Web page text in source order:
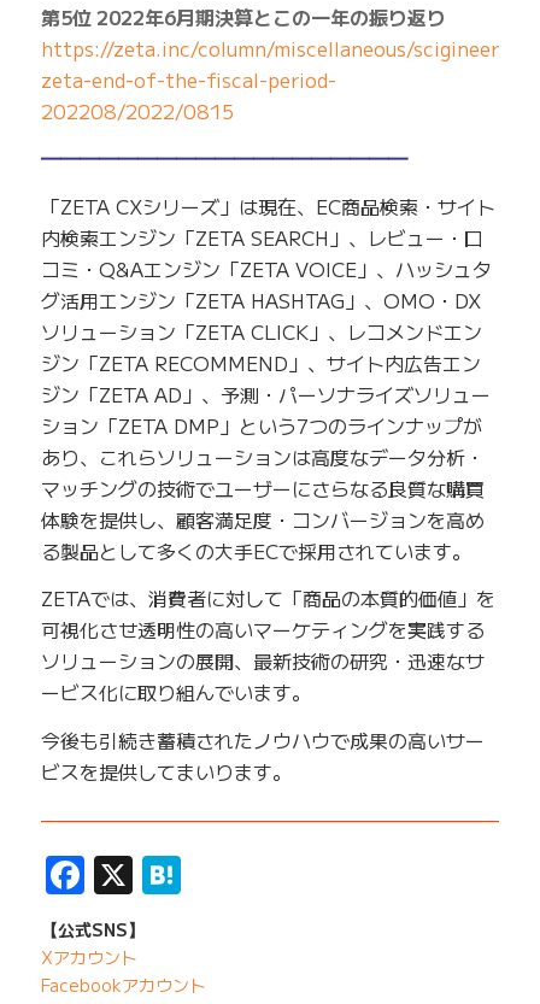
第5位 2022年6月期決算とこの一年の振り返り
https://zeta.inc/column/miscellaneous/scigineer-
zeta-end-of-the-fiscal-period-
202208/2022/0815
━━━━━━━━━━━━━━━━━━━
「ZETA CXシリーズ」は現在、EC商品検索・サイト
内検索エンジン「ZETA SEARCH」、レビュー・口
コミ・Q&Aエンジン「ZETA VOICE」、ハッシュタ
グ活用エンジン「ZETA HASHTAG」、OMO・DX
ソリューション「ZETA CLICK」、レコメンドエン
ジン「ZETA RECOMMEND」、サイト内広告エン
ジン「ZETA AD」、予測・パーソナライズソリュー
ション「ZETA DMP」という7つのラインナップが
あり、これらソリューションは高度なデータ分析・
マッチングの技術でユーザーにさらなる良質な購買
体験を提供し、顧客満足度・コンバージョンを高め
る製品として多くの大手ECで採用されています。
ZETAでは、消費者に対して「商品の本質的価値」を
可視化させ透明性の高いマーケティングを実践する
ソリューションの展開、最新技術の研究・迅速なサ
ービス化に取り組んでいます。
今後も引続き蓄積されたノウハウで成果の高いサー
ビスを提供してまいります。
Facebook
X Hatena
【公式SNS】
Xアカウント
Facebookアカウント